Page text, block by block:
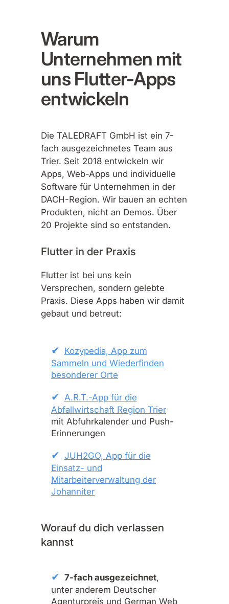
Warum
Unternehmen mit
uns Flutter-Apps
entwickeln
Die TALEDRAFT GmbH ist ein 7-
fach ausgezeichnetes Team aus
Trier. Seit 2018 entwickeln wir
Apps, Web-Apps und individuelle
Software für Unternehmen in der
DACH-Region. Wir bauen an echten
Produkten, nicht an Demos. Über
20 Projekte sind so entstanden.
Flutter in der Praxis
Flutter ist bei uns kein
Versprechen, sondern gelebte
Praxis. Diese Apps haben wir damit
gebaut und betreut:
Kozypedia, App zum
Sammeln und Wiederfinden
besonderer Orte
A.R.T.-App für die
Abfallwirtschaft Region Trier
mit Abfuhrkalender und Push-
Erinnerungen
JUH2GO, App für die
Einsatz- und
Mitarbeiterverwaltung der
Johanniter
Worauf du dich verlassen
kannst
7-fach ausgezeichnet,
unter anderem Deutscher
Agenturpreis und German Web